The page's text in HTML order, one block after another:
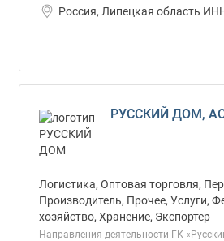
Россия, Липецкая область
РУССКИЙ ДОМ,
Логистика, Оптовая торговля,
Производитель, Прочее, Услуги,
хозяйство, Хранение, Экспортер
Направления деятельности ГК